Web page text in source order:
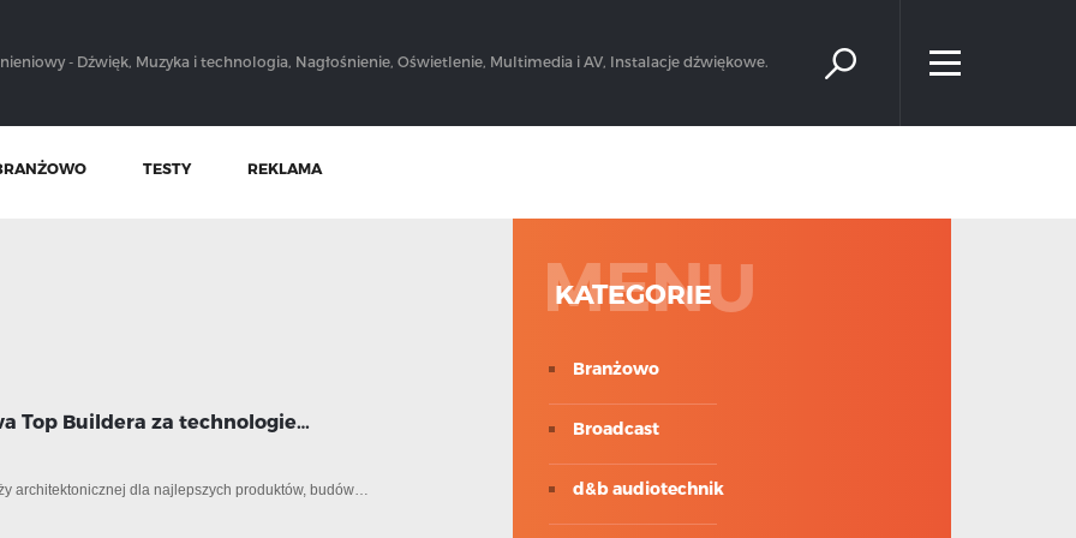
- Dźwięk, Muzyka i technologia, Nagłośnienie, Oświetlenie, Multimedia i AV, Instalacje dźwiękowe.
TESTY REKLAMA
MENU
KATEGORIE
Branżowo
Broadcast
d&b audiotechnik
Top Buildera za technologie…
architektonicznej dla najlepszych produktów, budów…